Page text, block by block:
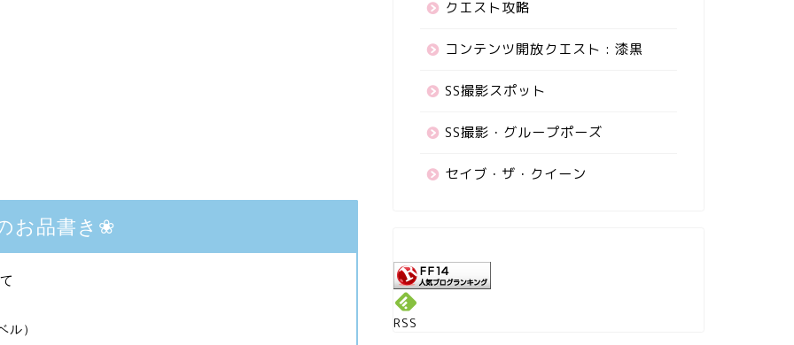
お品書き❀
ル）
クエスト攻略
コンテンツ開放クエスト : 漆黒
SS撮影スポット
SS撮影・グループポーズ
セイブ・ザ・クイーン
RSS